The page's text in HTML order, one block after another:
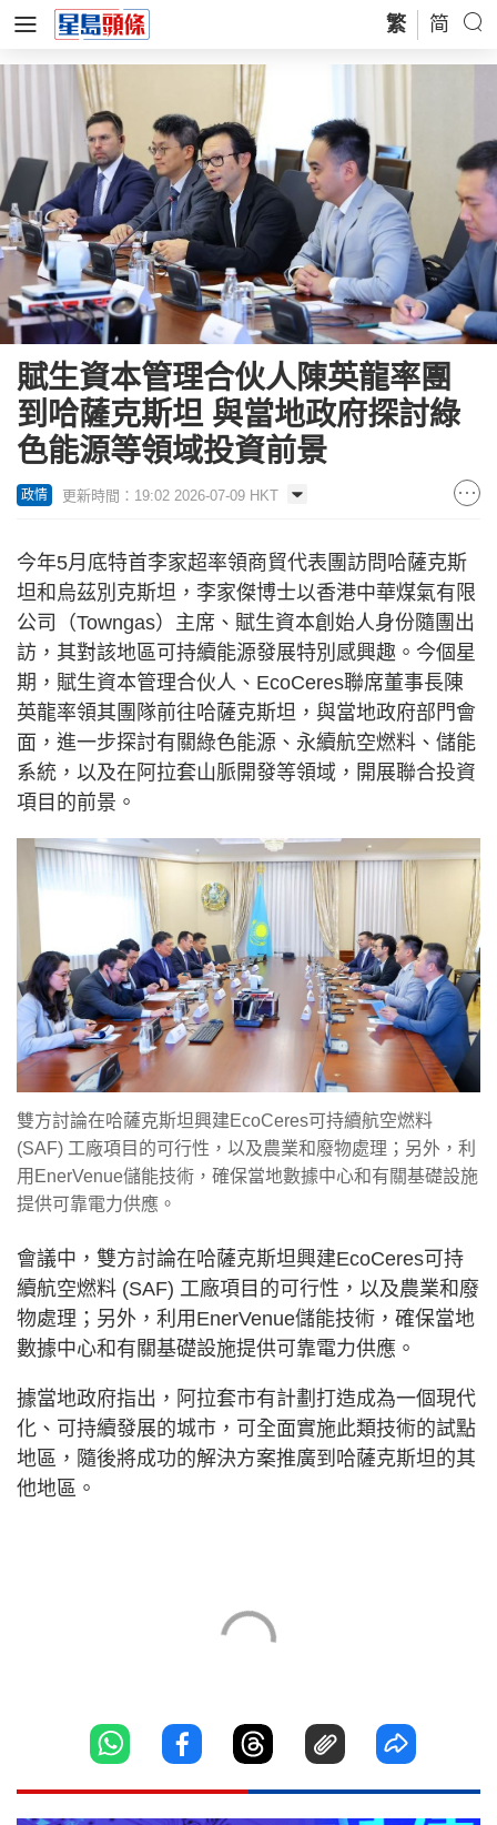
繁 简
賦生資本管理合伙人陳英龍率團
到哈薩克斯坦 與當地政府探討綠
色能源等領域投資前景
政情 更新時間：19:02 2026-07-09 HKT
今年5月底特首李家超率領商貿代表團訪問哈薩克斯
坦和烏茲別克斯坦，李家傑博士以香港中華煤氣有限
公司（Towngas）主席、賦生資本創始人身份隨團出
訪，其對該地區可持續能源發展特別感興趣。今個星
期，賦生資本管理合伙人、EcoCeres聯席董事長陳
英龍率領其團隊前往哈薩克斯坦，與當地政府部門會
面，進一步探討有關綠色能源、永續航空燃料、儲能
系統，以及在阿拉套山脈開發等領域，開展聯合投資
項目的前景。
雙方討論在哈薩克斯坦興建EcoCeres可持續航空燃料
(SAF) 工廠項目的可行性，以及農業和廢物處理；另外，利
用EnerVenue儲能技術，確保當地數據中心和有關基礎設施
提供可靠電力供應。
會議中，雙方討論在哈薩克斯坦興建EcoCeres可持
續航空燃料 (SAF) 工廠項目的可行性，以及農業和廢
物處理；另外，利用EnerVenue儲能技術，確保當地
數據中心和有關基礎設施提供可靠電力供應。
據當地政府指出，阿拉套市有計劃打造成為一個現代
化、可持續發展的城市，可全面實施此類技術的試點
地區，隨後將成功的解決方案推廣到哈薩克斯坦的其
他地區。